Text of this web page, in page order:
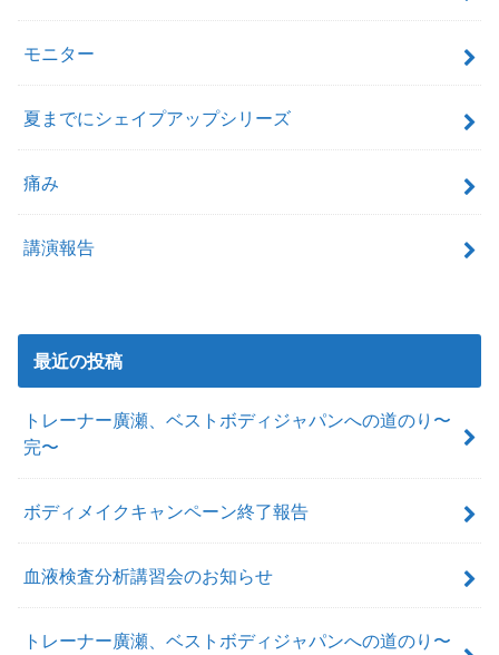
モニター
夏までにシェイプアップシリーズ
痛み
講演報告
最近の投稿
トレーナー廣瀬、ベストボディジャパンへの道のり〜
完〜
ボディメイクキャンペーン終了報告
血液検査分析講習会のお知らせ
トレーナー廣瀬、ベストボディジャパンへの道のり〜